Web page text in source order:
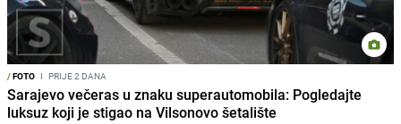
/FOTO I PRIJE 2 DANA
Sarajevo večeras u znaku superautomobila: Pogledajte
luksuz koji je stigao na Vilsonovo šetalište